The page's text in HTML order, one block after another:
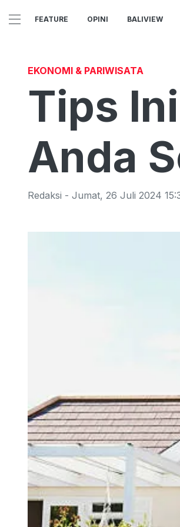
FEATURE OPINI BALIVIEW
EKONOMI & PARIWISATA
Tips
Anda
Redaksi - Jumat, 26 Juli 2024